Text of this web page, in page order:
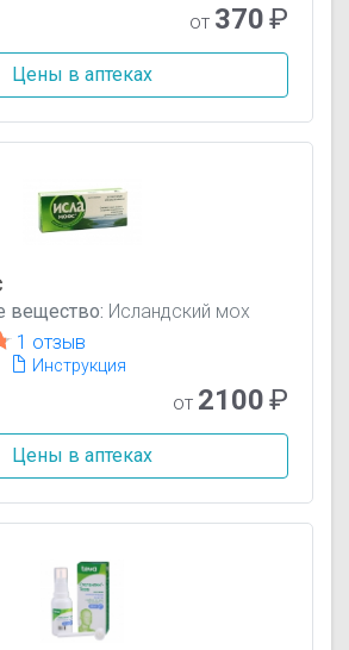
от 370₽
Цены в аптеках
вещество: Исландский мох
1 отзыв
Инструкция
от 2100₽
Цены в аптеках